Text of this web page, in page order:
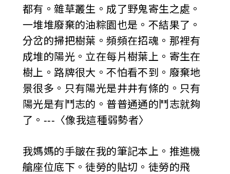
都有。雜草叢生。成了野鬼寄生之處。
一堆堆廢棄的油粽園也是。不結果了。
分岔的掃把樹葉。頻頻在招魂。那裡有
成堆的陽光。立在每片樹葉上。寄生在
樹上。路牌很大。不怕看不到。廢棄地
景很多。只有陽光是井井有條的。只有
陽光是有鬥志的。普普通通的鬥志就夠
了。---〈像我這種弱勢者〉
我媽媽的手皺在我的筆記本上。推進機
艙座位底下。徒勞的貼切。徒勞的飛